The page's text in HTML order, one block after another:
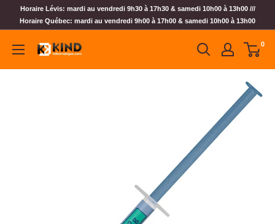
Horaire Lévis: mardi au vendredi 9h30 à 17h30 & samedi 10h00 à 13h00 ///
Horaire Québec: mardi au vendredi 9h00 à 17h00 & samedi 10h00 à 13h00
0